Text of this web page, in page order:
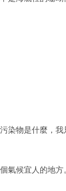
染物是什麼， 我
氣候宜人的地方